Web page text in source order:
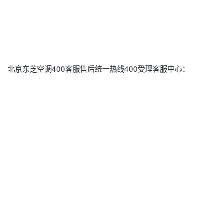
北京东芝空调400客服售后统一热线400受理客服中心：